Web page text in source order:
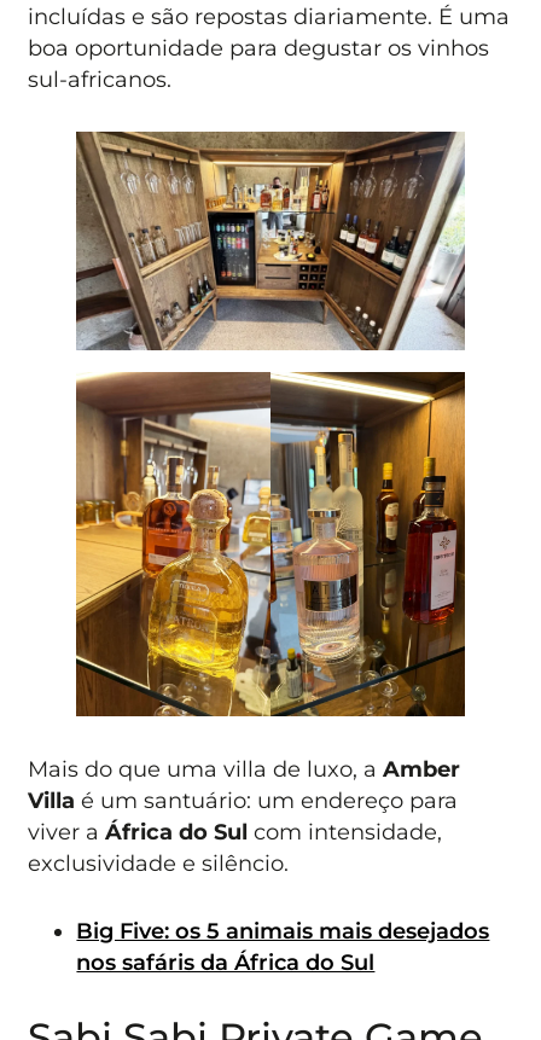
incluídas e são repostas diariamente. É uma
boa oportunidade para degustar os vinhos
sul-africanos.
Mais do que uma villa de luxo, aAmber
Villa é um santuário: um endereço para
viver aÁfrica do Sul com intensidade,
exclusividade e silêncio.
Big Five: os 5 animais mais desejados
nos safáris da África do Sul